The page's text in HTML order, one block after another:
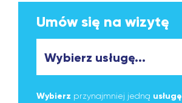
Umów się na wizytę
Wybierz przynajmniej jedną usługę